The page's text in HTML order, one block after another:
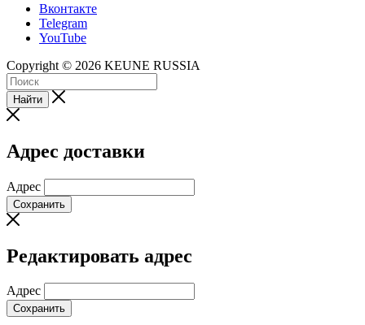
Вконтакте
Telegram
YouTube
Copyright © 2026 KEUNE RUSSIA
Найти
Адрес доставки
Адрес
Сохранить
Редактировать адрес
Адрес
Сохранить